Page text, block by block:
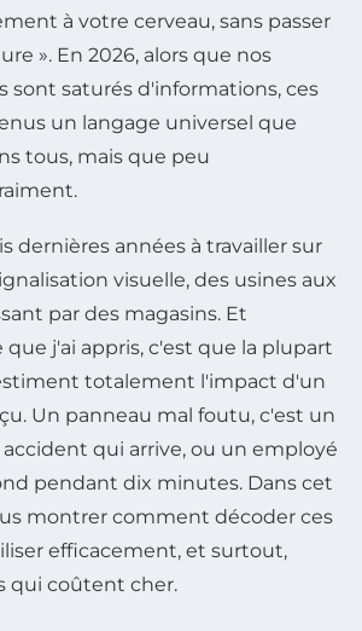
à votre cerveau, sans passer
». En 2026, alors que nos
sont saturés d'informations, ces
un langage universel que
tous, mais que peu
dernières années à travailler sur
visuelle, des usines aux
par des magasins. Et
j'ai appris, c'est que la plupart
totalement l'impact d'un
Un panneau mal foutu, c'est un
qui arrive, ou un employé
pendant dix minutes. Dans cet
montrer comment décoder ces
efficacement, et surtout,
qui coûtent cher.